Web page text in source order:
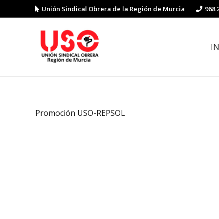
Unión Sindical Obrera de la Región de Murcia 968
Promoción USO-REPSOL